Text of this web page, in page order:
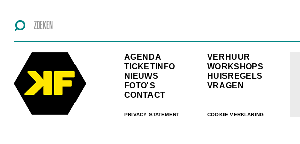
AGENDA
TICKETINFO
NIEUWS
FOTO'S
CONTACT
PRIVACY STATEMENT
VERHUUR
WORKSHOPS
HUISREGELS
VRAGEN
COOKIE VERKLARING